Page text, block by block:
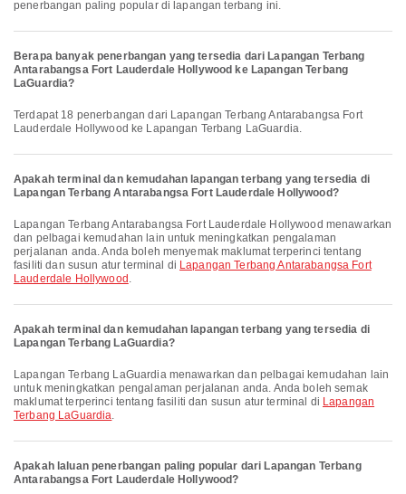
penerbangan paling popular di lapangan terbang ini.
Berapa banyak penerbangan yang tersedia dari Lapangan Terbang
Antarabangsa Fort Lauderdale Hollywood ke Lapangan Terbang
LaGuardia?
Terdapat 18 penerbangan dari Lapangan Terbang Antarabangsa Fort
Lauderdale Hollywood ke Lapangan Terbang LaGuardia.
Apakah terminal dan kemudahan lapangan terbang yang tersedia di
Lapangan Terbang Antarabangsa Fort Lauderdale Hollywood?
Lapangan Terbang Antarabangsa Fort Lauderdale Hollywood menawarkan
dan pelbagai kemudahan lain untuk meningkatkan pengalaman
perjalanan anda. Anda boleh menyemak maklumat terperinci tentang
fasiliti dan susun atur terminal di Lapangan Terbang Antarabangsa Fort
Lauderdale Hollywood .
Apakah terminal dan kemudahan lapangan terbang yang tersedia di
Lapangan Terbang LaGuardia?
Lapangan Terbang LaGuardia menawarkan dan pelbagai kemudahan lain
untuk meningkatkan pengalaman perjalanan anda. Anda boleh semak
maklumat terperinci tentang fasiliti dan susun atur terminal di Lapangan
Terbang LaGuardia.
Apakah laluan penerbangan paling popular dari Lapangan Terbang
Antarabangsa Fort Lauderdale Hollywood?